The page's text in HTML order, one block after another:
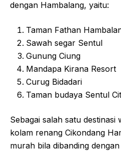
dengan Hambalang, yaitu:
Taman Fathan
Sawah segar Sentul
Gunung Ciung
Mandapa Kirana Resort
Curug Bidadari
Taman budaya Sentul
Sebagai salah satu
kolam renang Cikondang
murah bila dibanding